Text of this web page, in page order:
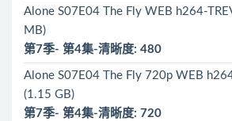
Alone S07E04 The Fly WEB h264-
MB)
第7季- 第4集-清晰度: 480
Alone S07E04 The Fly 720p WEB
(1.15 GB)
第7季- 第4集-清晰度: 720